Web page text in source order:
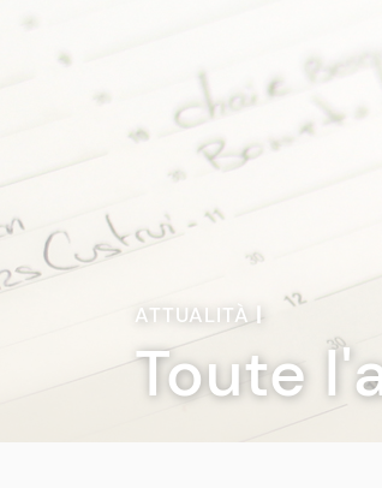
ATTUALITÀ|
Toute